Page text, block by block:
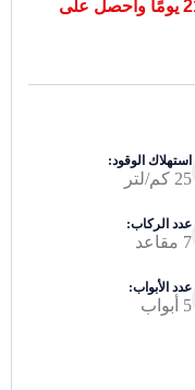
استأجر أكثر ووفر أكثر: استأجر لمدة 21 يومًا واحصل على
استهلاك الوقود:
25 كم/لتر
عدد الركاب:
7 مقاعد
عدد الأبواب:
5 أبواب